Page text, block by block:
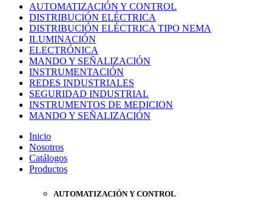
AUTOMATIZACIÓN Y CONTROL
DISTRIBUCIÓN ELÉCTRICA
DISTRIBUCIÓN ELÉCTRICA TIPO NEMA
ILUMINACIÓN
ELECTRÓNICA
MANDO Y SEÑALIZACIÓN
INSTRUMENTACIÓN
REDES INDUSTRIALES
SEGURIDAD INDUSTRIAL
INSTRUMENTOS DE MEDICION
MANDO Y SEÑALIZACIÓN
Inicio
Nosotros
Catálogos
Productos
AUTOMATIZACIÓN Y CONTROL